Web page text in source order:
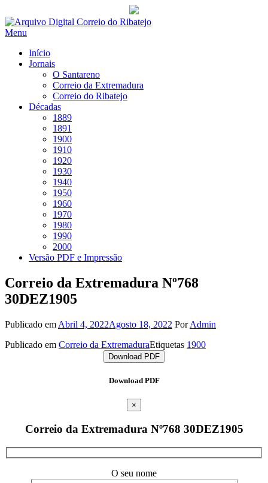
Saltar
para
Menu
Início
Jornais
O Santareno
Correio da Extremadura
Correio do Ribatejo
Décadas
1889
1891
1900
1910
1920
1930
1940
1950
1960
1970
1980
1990
2000
Versão PDF e Impressão
Correio da Extremadura Nº768
30DEZ1905
Publicado em Abril 4, 2022Agosto 18, 2022 PorAdmin
Publicado em Correio da ExtremaduraEtiquetas 1900
Download PDF
Download PDF
×
Correio da Extremadura Nº768 30DEZ1905
O seu nome